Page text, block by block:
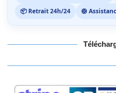
📦 Retrait 24h/24
🛟